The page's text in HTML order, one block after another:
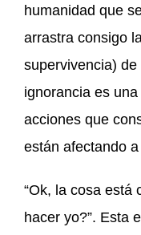
humanidad que
arrastra consigo
supervivencia)
ignorancia es
acciones que
están afectando
“Ok, la cosa está
hacer yo?”. Esta